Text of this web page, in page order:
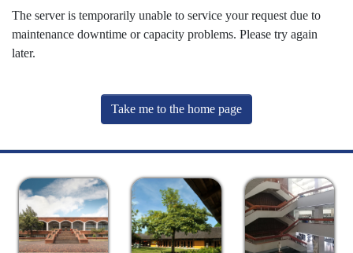
The server is temporarily unable to service your request due to
maintenance downtime or capacity problems. Please try again
later.
Take me to the home page